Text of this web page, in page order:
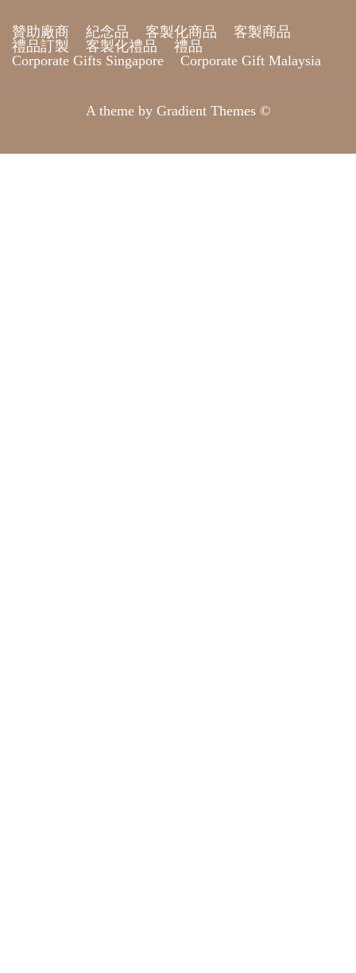
贊助廠商 紀念品 客製化商品
客製商品
禮品訂製
客製化禮品
禮品
Corporate Gifts Singapore
Corporate Gift Malaysia
A theme by Gradient Themes ©